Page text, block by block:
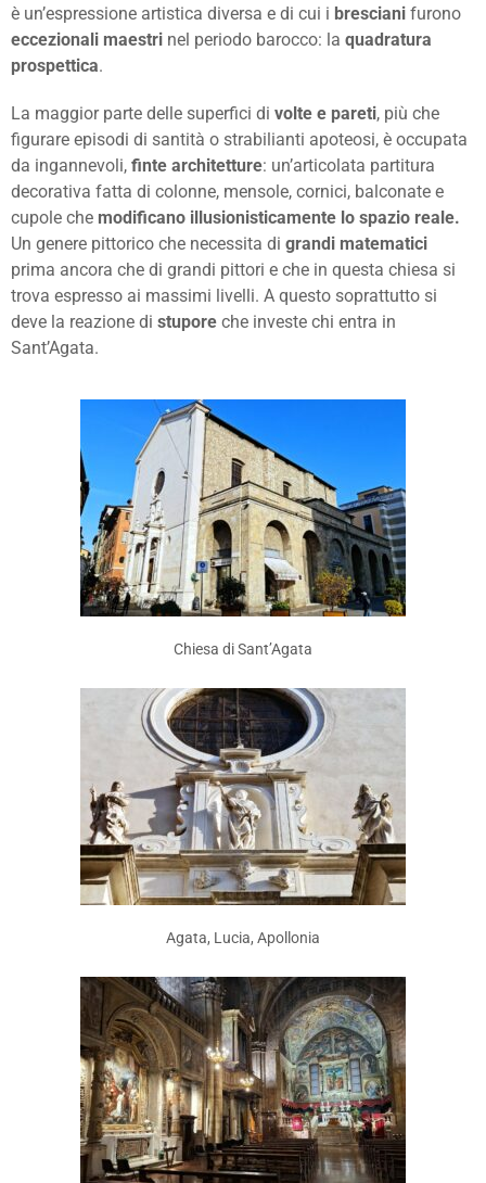
è un’espressione artistica diversa e di cui i bresciani furono
eccezionali maestri nel periodo barocco: la quadratura
prospettica.
La maggior parte delle superfici di volte e pareti, più che
figurare episodi di santità o strabilianti apoteosi, è occupata
da ingannevoli, finte architetture: un’articolata partitura
decorativa fatta di colonne, mensole, cornici, balconate e
cupole che modificano illusionisticamente lo spazio reale.
Un genere pittorico che necessita di grandi matematici
prima ancora che di grandi pittori e che in questa chiesa si
trova espresso ai massimi livelli. A questo soprattutto si
deve la reazione di stupore che investe chi entra in
Sant’Agata.
Chiesa di Sant’Agata
Agata, Lucia, Apollonia